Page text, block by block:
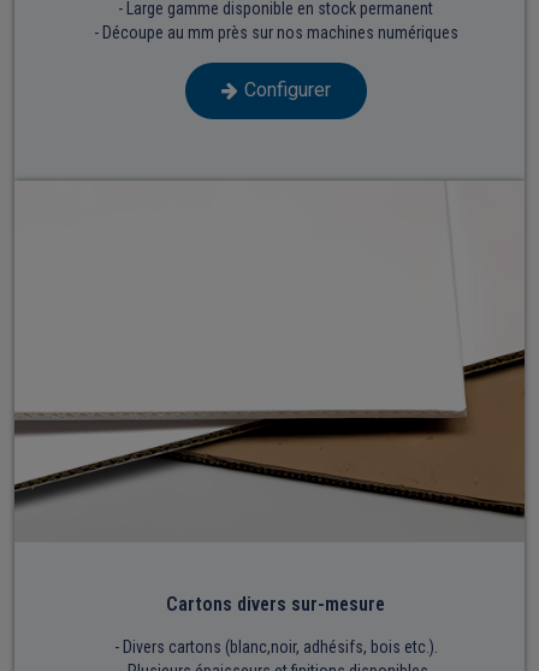
- Large gamme disponible en stock permanent
- Découpe au mm près sur nos machines numériques
Configurer
Cartons divers sur-mesure
- Divers cartons (blanc,noir, adhésifs, bois etc.).